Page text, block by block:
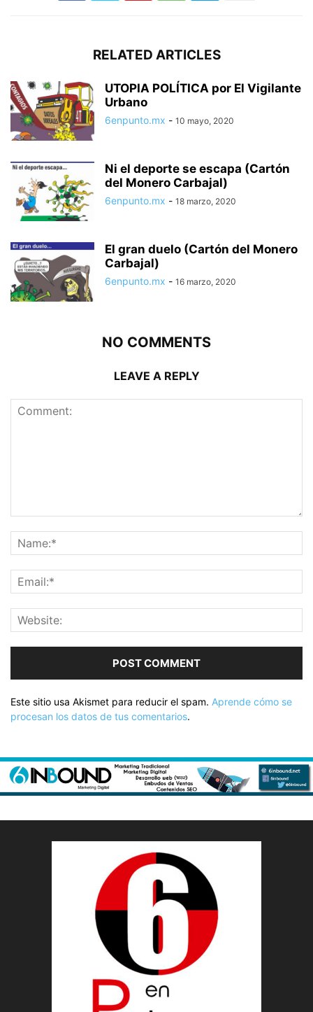
RELATED ARTICLES
UTOPIA POLÍTICA por El Vigilante
Urbano
6enpunto.mx - 10 mayo, 2020
Ni el deporte se escapa (Cartón
del Monero Carbajal)
6enpunto.mx - 18 marzo, 2020
El gran duelo (Cartón del Monero
Carbajal)
6enpunto.mx - 16 marzo, 2020
NO COMMENTS
LEAVE A REPLY
Este sitio usa Akismet para reducir el spam. Aprende cómo se
procesan los datos de tus comentarios.